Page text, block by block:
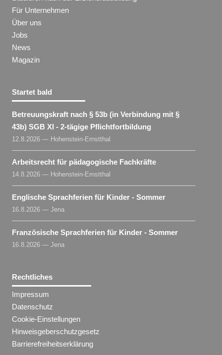
Für Unternehmen
Über uns
Jobs
News
Magazin
Startet bald
Betreuungskraft nach § 53b (in Verbindung mit §
43b) SGB XI - 2-tägige Pflichtfortbildung
12.8.2026 — Hohenstein-Ernstthal
Arbeitsrecht für pädagogische Fachkräfte
14.8.2026 — Hohenstein-Ernstthal
Englische Sprachferien für Kinder - Sommer
16.8.2026 — Jena
Französische Sprachferien für Kinder - Sommer
16.8.2026 — Jena
Rechtliches
Impressum
Datenschutz
Cookie-Einstellungen
Hinweisgeberschutzgesetz
Barrierefreiheitserklärung